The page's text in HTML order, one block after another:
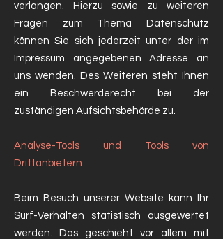
verlangen. Hierzu sowie zu weiteren
Fragen zum Thema Datenschutz
können Sie sich jederzeit unter der im
Impressum angegebenen Adresse an
uns wenden. Des Weiteren steht Ihnen
ein Beschwerderecht bei der
zuständigen Aufsichtsbehörde zu.
Analyse-Tools und Tools von
Drittanbietern
Beim Besuch unserer Website kann Ihr
Surf-Verhalten statistisch ausgewertet
werden. Das geschieht vor allem mit